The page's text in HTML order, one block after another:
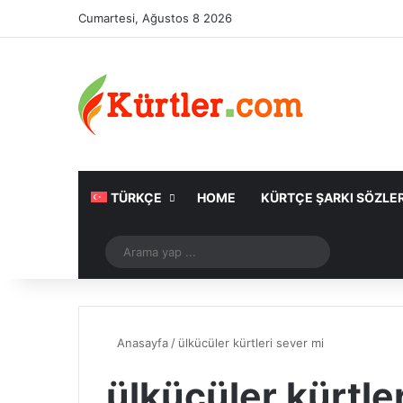
Cumartesi, Ağustos 8 2026
TÜRKÇE HOME KÜRTÇE ŞARKI
Rastgele Makale
yap
Anasayfa / ülkücüler kürtleri sever mi